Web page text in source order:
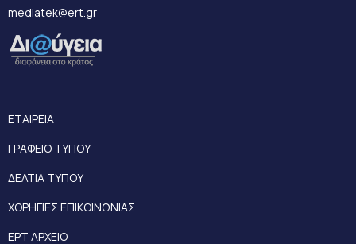
mediatek@ert.gr
ΕΤΑΙΡΕΙΑ
ΓΡΑΦΕΙΟ ΤΥΠΟΥ
ΔΕΛΤΙΑ ΤΥΠΟΥ
ΧΟΡΗΓΙΕΣ ΕΠΙΚΟΙΝΩΝΙΑΣ
ΕΡΤ ΑΡΧΕΙΟ